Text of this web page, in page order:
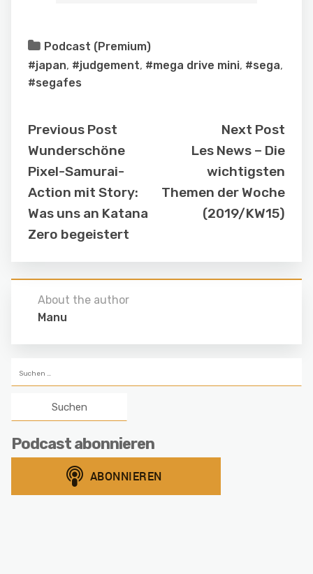
Podcast (Premium)
#japan, #judgement, #mega drive mini, #sega,
#segafes
Previous Post
Wunderschöne
Pixel-Samurai-
Action mit Story:
Was uns an Katana
Zero begeistert
Next Post
Les News – Die
wichtigsten
Themen der Woche
(2019/KW15)
About the author
Manu
nach:
Podcast abonnieren